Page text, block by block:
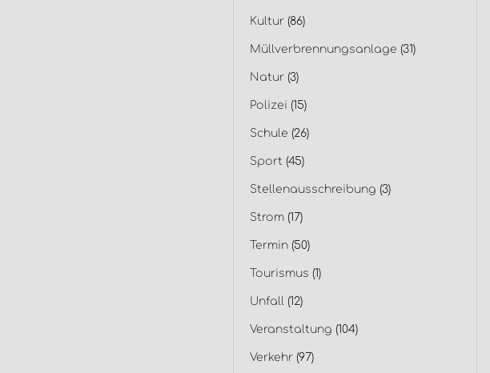
Kultur(86)
Müllverbrennungsanlage (31)
Natur(3)
Polizei (15)
Schule (26)
Sport (45)
Stellenausschreibung (3)
Strom(17)
Termin(50)
Tourismus (1)
Unfall (12)
Veranstaltung (104)
Verkehr(97)